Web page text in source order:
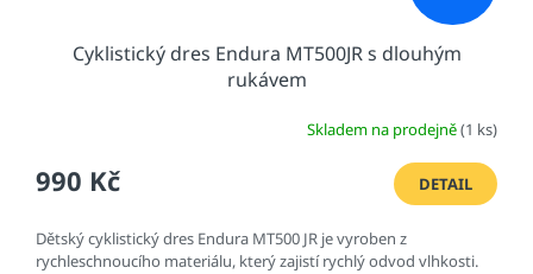
Cyklistický dres Endura MT500JR s dlouhým
rukávem
Skladem na prodejně(1 ks)
990 Kč DETAIL
Dětský cyklistický dres Endura MT500 JR je vyroben z
rychleschnoucího materiálu, který zajistí rychlý odvod vlhkosti.